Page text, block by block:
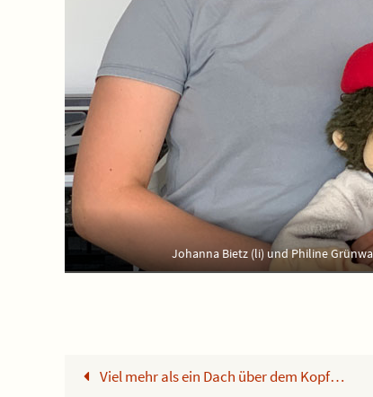
Johanna Bietz (li) und Philine
Viel mehr als ein Dach über dem Kopf…